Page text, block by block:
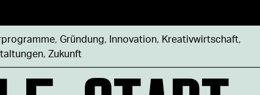
, Gründung, Innovation, Kreativwirtschaft,
, Zukunft